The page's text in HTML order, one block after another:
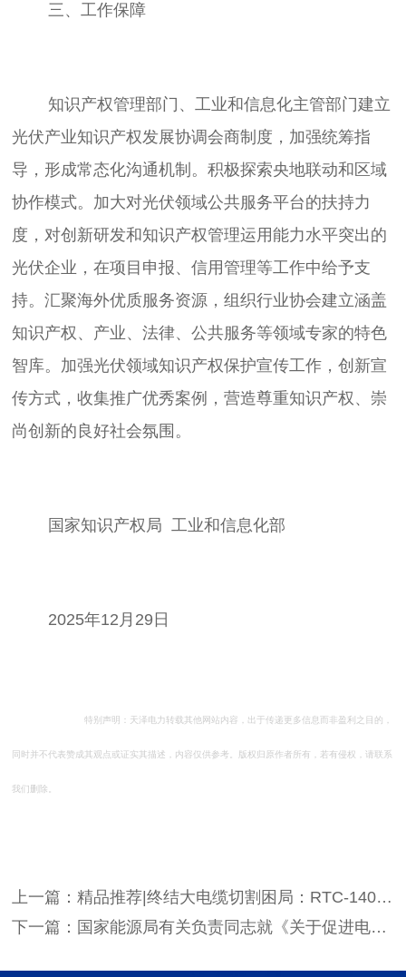
光伏产业知识产权发展协调会商制度，加强统筹指
导，形成常态化沟通机制。积极探索央地联动和区域
协作模式。加大对光伏领域公共服务平台的扶持力
度，对创新研发和知识产权管理运用能力水平突出的
光伏企业，在项目申报、信用管理等工作中给予支
持。汇聚海外优质服务资源，组织行业协会建立涵盖
知识产权、产业、法律、公共服务等领域专家的特色
智库。加强光伏领域知识产权保护宣传工作，创新宣
传方式，收集推广优秀案例，营造尊重知识产权、崇
特别声明：天泽电力转载其他网站内容，出于传递更多信息而非盈利之目的，
同时并不代表赞成其观点或证实其描述，内容仅供参考。版权归原作者所有，若有侵权，请联系
我们删除。
上一篇：精品推荐|终结大电缆切割困局：RTC-140液压切刀的专业解法
下一篇：国家能源局有关负责同志就《关于促进电网高质量发展的指导意见》答记者问